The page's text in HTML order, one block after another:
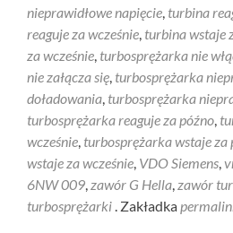
nieprawidłowe napięcie, turbina
reaguje za wcześnie, turbina wstaje
za wcześnie, turbosprężarka nie
nie załącza się, turbosprężarka
doładowania, turbosprężarka
turbosprężarka reaguje za późno,
wcześnie, turbosprężarka wstaje za
wstaje za wcześnie, VDO Siemens,
6NW 009,zawór G Hella,zawór
turbosprężarki. Zakładka